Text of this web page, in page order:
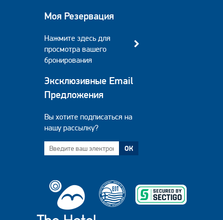
Моя Резервация
Нажмите здесь для
просмотра вашего
бронирования
Эксклюзивные Email
Предложения
Вы хотите подписаться на
нашу рассылку?
ОК